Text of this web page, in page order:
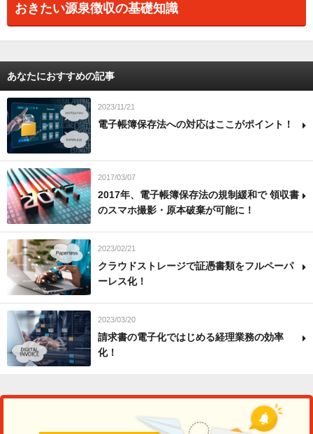
おきたい源泉徴収の基礎知識
あなたにおすすめの記事
2023/11/21
電子帳簿保存法への対応はここがポイント！
2017/03/07
2017年、電子帳簿保存法の規制緩和で 領収書
のスマホ撮影・原本破棄が可能に！
2023/02/21
クラウドストレージで証憑書類をフルペーパ
ーレス化！
2023/03/20
請求書の電子化ではじめる経理業務の効率
化！